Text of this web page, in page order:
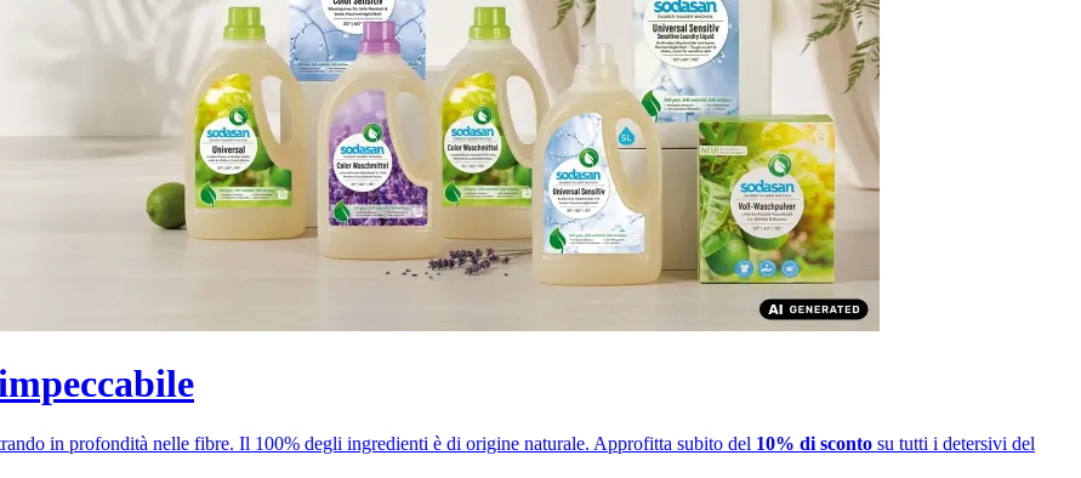
in profondità nelle fibre. Il 100% degli ingredienti è di origine naturale. Approfitta subito del 10% di sconto su tutti i detersivi del